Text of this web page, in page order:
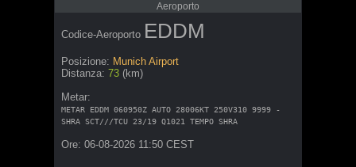
Aeroporto
Codice-Aeroporto EDDM
Posizione: Munich Airport
Distanza: 73 (km)
Metar:
METAR EDDM 060950Z AUTO 28006KT 250V310 9999 -
SHRA SCT///TCU 23/19 Q1021 TEMPO SHRA
Ore: 06-08-2026 11:50 CEST